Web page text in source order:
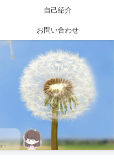
自己紹介
お問い合わせ